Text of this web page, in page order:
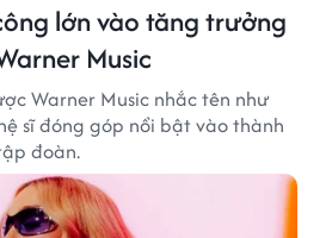
lớn vào tăng trưởng
Music
Warner Music nhắc tên như
sĩ đóng góp nổi bật vào thành
đoàn.